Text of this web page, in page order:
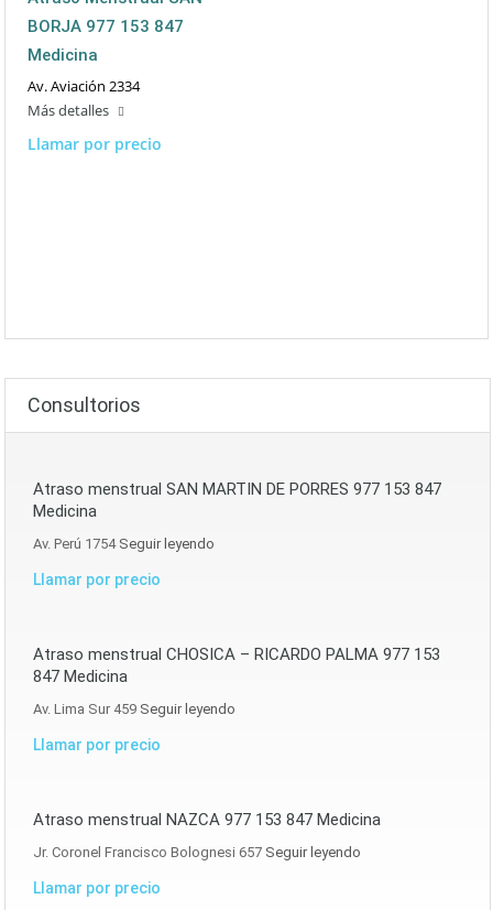
BORJA 977 153 847
Medicina
Av. Aviación 2334
Más detalles
Llamar por precio
Consultorios
Atraso menstrual SAN MARTIN DE PORRES 977 153 847
Medicina
Av. Perú 1754 Seguir leyendo
Llamar por precio
Atraso menstrual CHOSICA – RICARDO PALMA 977 153
847 Medicina
Av. Lima Sur 459 Seguir leyendo
Llamar por precio
Atraso menstrual NAZCA 977 153 847 Medicina
Jr. Coronel Francisco Bolognesi 657 Seguir leyendo
Llamar por precio